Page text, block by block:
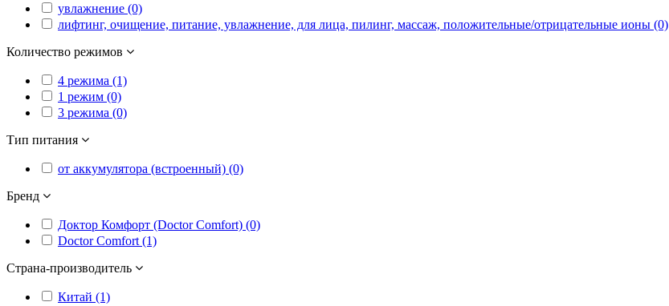
увлажнение (0)
лифтинг, очищение, питание, увлажнение, для лица, пилинг, массаж, положительные/отрицательные ионы (0)
Количество режимов
4 режима (1)
1 режим (0)
3 режима (0)
Тип питания
от аккумулятора (встроенный) (0)
Бренд
Доктор Комфорт (Doctor Comfort) (0)
Doctor Comfort (1)
Страна-производитель
Китай (1)